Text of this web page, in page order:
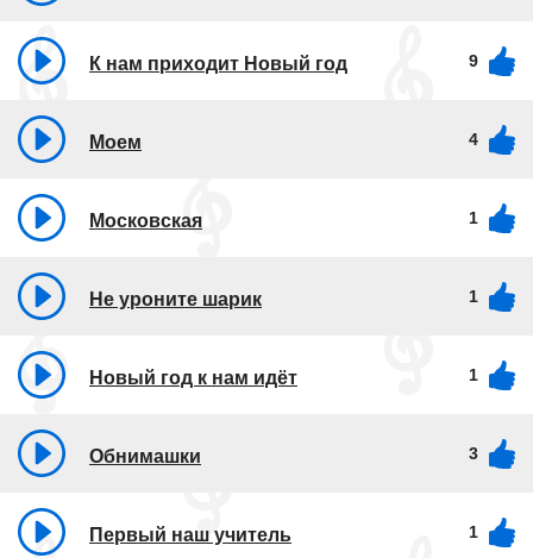
К нам приходит Новый год 9
Моем 4
Московская 1
Не уроните шарик 1
Новый год к нам идёт 1
Обнимашки 3
Первый наш учитель 1